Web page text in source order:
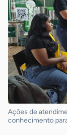
Ações de
conhecimento